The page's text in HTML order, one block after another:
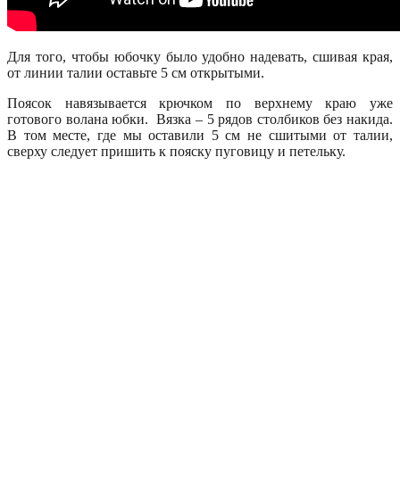
Для того, чтобы юбочку было удобно надевать, сшивая края,
от линии талии оставьте 5 см открытыми.
Поясок навязывается крючком по верхнему краю уже
готового волана юбки. Вязка – 5 рядов столбиков без накида.
В том месте, где мы оставили 5 см не сшитыми от талии,
сверху следует пришить к пояску пуговицу и петельку.